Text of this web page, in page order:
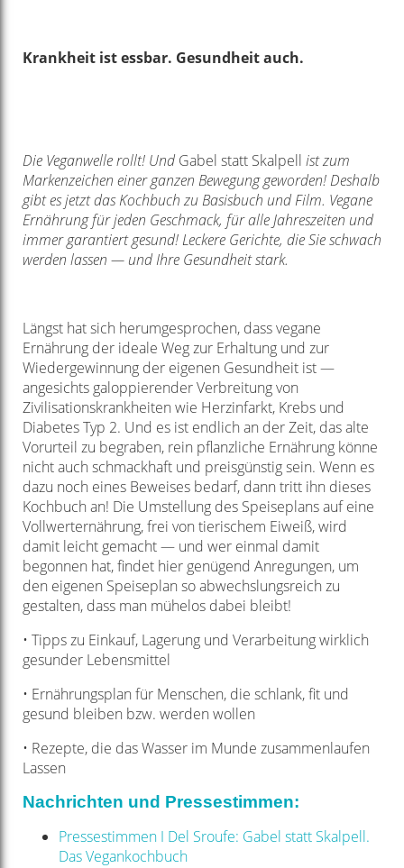
Krankheit ist essbar. Gesundheit auch.
Die Veganwelle rollt! UndGabel statt Skalpell ist zum
Markenzeichen einer ganzen Bewegung geworden! Deshalb
gibt es jetzt das Kochbuch zu Basisbuch und Film. Vegane
Ernährung für jeden Geschmack, für alle Jahreszeiten und
immer garantiert gesund! Leckere Gerichte, die Sie schwach
werden lassen — und Ihre Gesundheit stark.
Längst hat sich herumgesprochen, dass vegane
Ernährung der ideale Weg zur Erhaltung und zur
Wiedergewinnung der eigenen Gesundheit ist —
angesichts galoppierender Verbreitung von
Zivilisationskrankheiten wie Herzinfarkt, Krebs und
Diabetes Typ 2. Und es ist endlich an der Zeit, das alte
Vorurteil zu begraben, rein pflanzliche Ernährung könne
nicht auch schmackhaft und preisgünstig sein. Wenn es
dazu noch eines Beweises bedarf, dann tritt ihn dieses
Kochbuch an! Die Umstellung des Speiseplans auf eine
Vollwerternährung, frei von tierischem Eiweiß, wird
damit leicht gemacht — und wer einmal damit
begonnen hat, findet hier genügend Anregungen, um
den eigenen Speiseplan so abwechslungsreich zu
gestalten, dass man mühelos dabei bleibt!
• Tipps zu Einkauf, Lagerung und Verarbeitung wirklich
gesunder Lebensmittel
• Ernährungsplan für Menschen, die schlank, fit und
gesund bleiben bzw. werden wollen
• Rezepte, die das Wasser im Munde zusammenlaufen
Lassen
Nachrichten und Pressestimmen:
Pressestimmen I Del Sroufe: Gabel statt Skalpell.
Das Vegankochbuch